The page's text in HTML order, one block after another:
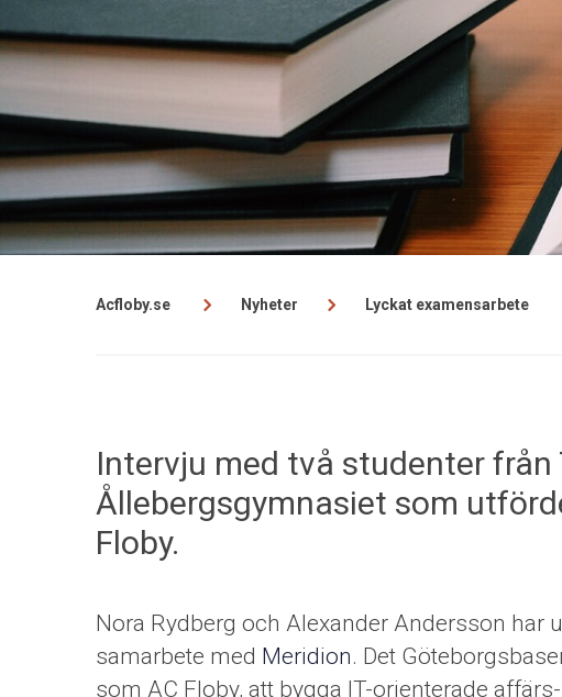
Acfloby.se Nyheter Lyckat examensarbete
Intervju med två studenter från
Ållebergsgymnasiet som
Floby.
Nora Rydberg och Alexander Andersson har
samarbete med Meridion. Det
som AC Floby, att bygga IT-orienterade